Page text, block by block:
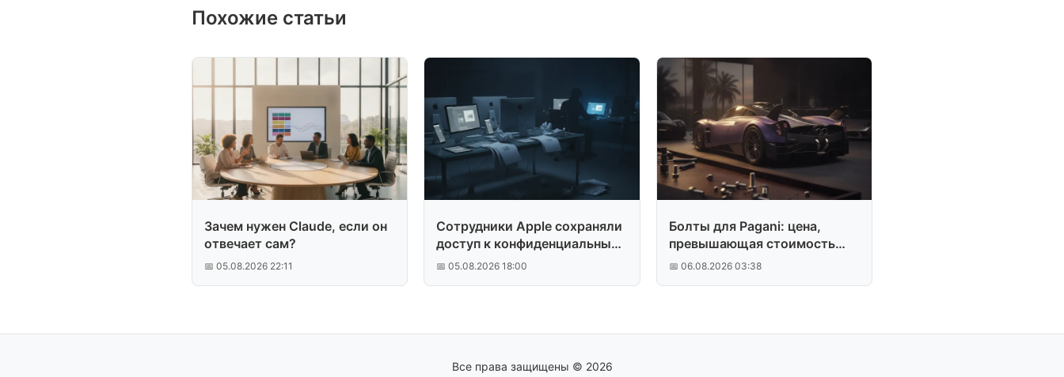
Похожие статьи
Зачем нужен Claude, если он
отвечает сам?
📅 05.08.2026 22:11
Сотрудники Apple сохраняли
доступ к конфиденциальным
данным после увольнения
📅 05.08.2026 18:00
Болты для Pagani: цена,
превышающая стоимость
Porsche 911
📅 06.08.2026 03:38
Все права защищены © 2026